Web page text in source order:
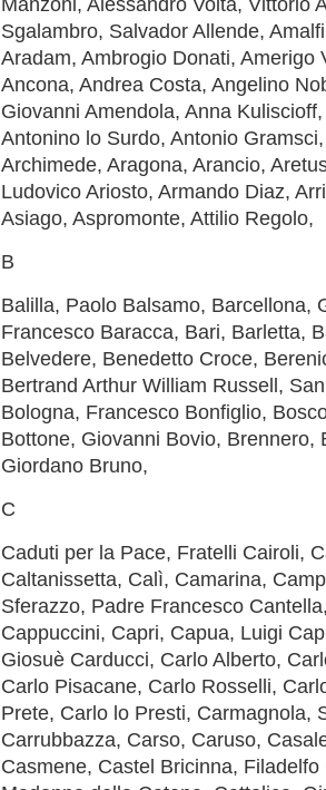
Manzoni, Alessandro Volta, Vittorio
Sgalambro, Salvador Allende,
Aradam, Ambrogio Donati, Amerigo
Ancona, Andrea Costa, Angelino
Giovanni Amendola, Anna
Antonino lo Surdo, Antonio
Archimede, Aragona, Arancio,
Ludovico Ariosto, Armando Diaz,
Asiago, Aspromonte, Attilio Regolo,
B
Balilla, Paolo Balsamo, Barcellona,
Francesco Baracca, Bari, Barletta,
Belvedere, Benedetto Croce,
Bertrand Arthur William Russell,
Bologna, Francesco Bonfiglio,
Bottone, Giovanni Bovio, Brennero,
Giordano Bruno,
C
Caduti per la Pace, Fratelli Cairoli,
Caltanissetta, Calì, Camarina,
Sferazzo, Padre Francesco
Cappuccini, Capri, Capua, Luigi
Giosuè Carducci, Carlo Alberto,
Carlo Pisacane, Carlo Rosselli,
Prete, Carlo lo Presti, Carmagnola,
Carrubbazza, Carso, Caruso,
Casmene, Castel Bricinna,